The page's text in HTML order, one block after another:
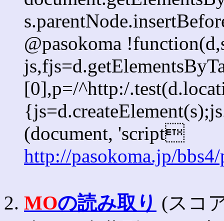
@pasokoma
[0],p=/^http:/
(document, 'script
http://pasokoma.jp/
2. MOの読み取り (スコ